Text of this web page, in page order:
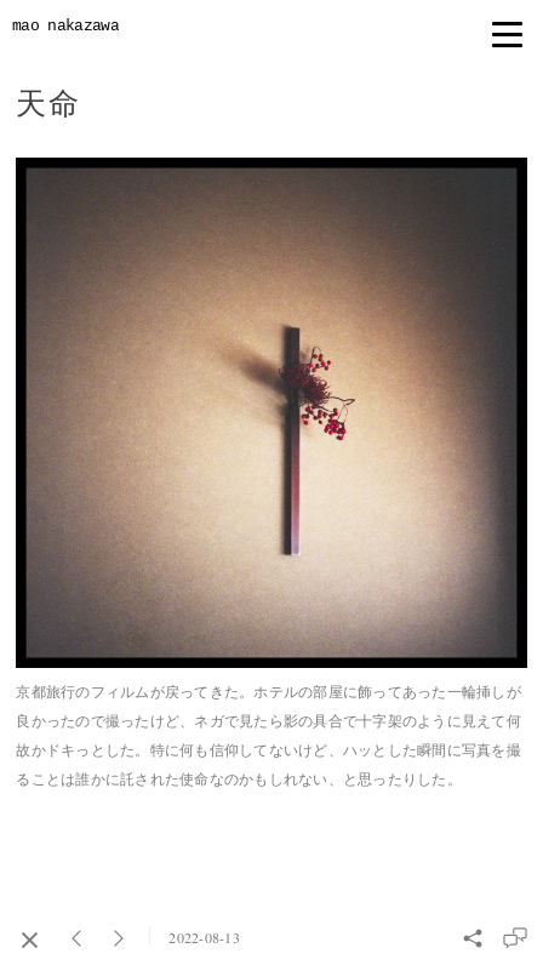
mao nakazawa
天命
京都旅行のフィルムが戻ってきた。ホテルの部屋に飾ってあった一輪挿しが
良かったので撮ったけど、ネガで見たら影の具合で十字架のように見えて何
故かドキっとした。特に何も信仰してないけど、ハッとした瞬間に写真を撮
ることは誰かに託された使命なのかもしれない、と思ったりした。
2022-08-13